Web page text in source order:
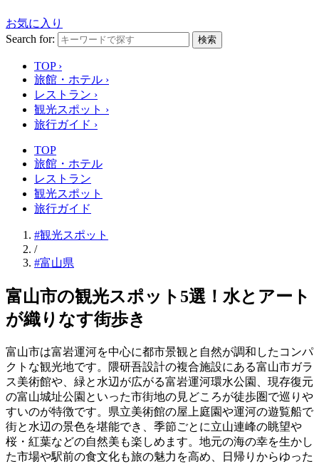
お気に入り
Search for:
検索
TOP ›
旅館・ホテル ›
レストラン ›
観光スポット ›
旅行ガイド ›
TOP
旅館・ホテル
レストラン
観光スポット
旅行ガイド
#観光スポット
/
#富山県
富山市の観光スポット5選！水とアート
が織りなす街歩き
富山市は富岩運河を中心に都市景観と自然が調和したコンパ
クトな観光地です。隈研吾設計の複合施設にある富山市ガラ
ス美術館や、緑と水辺が広がる富岩運河環水公園、現存復元
の富山城址公園といった市街地の見どころが徒歩圏で巡りや
すいのが特徴です。県立美術館の屋上庭園や運河の遊覧船で
街と水辺の景色を堪能でき、季節ごとに立山連峰の眺望や
桜・紅葉などの自然美も楽しめます。地元の海の幸を生かし
た市場や駅前の食文化も旅の魅力を高め、日帰りからゆった